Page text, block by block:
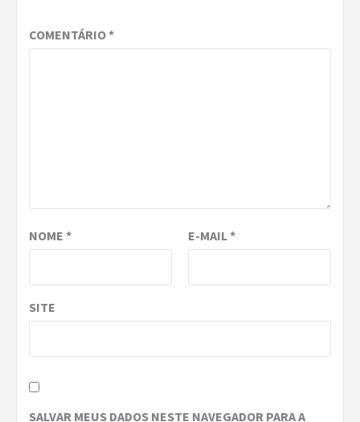
COMENTÁRIO*
NOME * E-MAIL*
SITE
SALVAR MEUS DADOS NESTE NAVEGADOR PARA A